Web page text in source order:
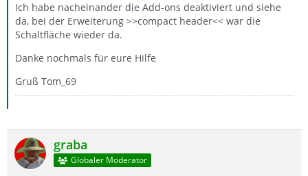
Ich habe nacheinander die Add-ons deaktiviert und siehe
da, bei der Erweiterung >>compact header<< war die
Schaltfläche wieder da.
Danke nochmals für eure Hilfe
Gruß Tom_69
graba
Globaler Moderator